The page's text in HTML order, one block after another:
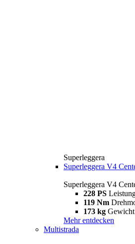
Superleggera
Superleggera V4
Superleggera V4
228 PS
119 Nm
173 kg
Mehr entdecken
Multistrada